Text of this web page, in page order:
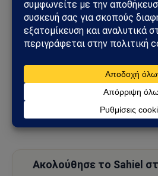
Sahiel.gr στο
μάθετε πρώτοι όλες τις
Ακολούθησε το Sahiel